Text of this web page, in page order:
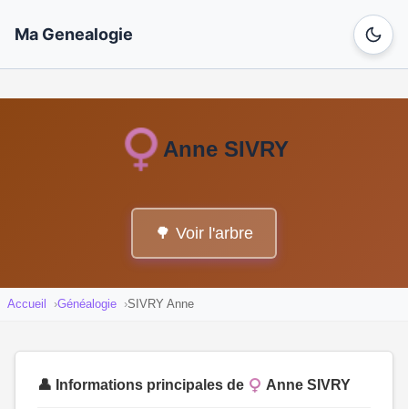
Ma Genealogie
Anne SIVRY
🌳 Voir l'arbre
Accueil Généalogie SIVRY Anne
👤 Informations principales de Anne SIVRY